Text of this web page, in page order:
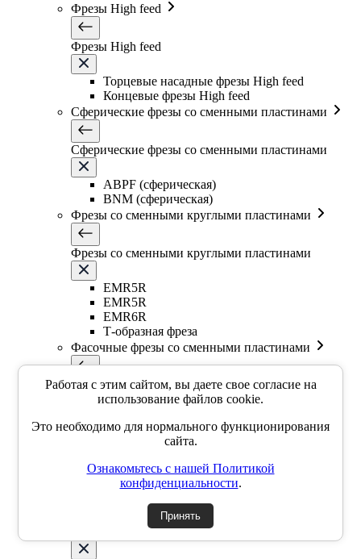
Фрезы High feed
Фрезы High feed
Торцевые насадные фрезы High feed
Концевые фрезы High feed
Сферические фрезы со сменными пластинами
Сферические фрезы со сменными пластинами
ABPF (сферическая)
BNM (сферическая)
Фрезы со сменными круглыми пластинами
Фрезы со сменными круглыми пластинами
EMR5R
EMR5R
EMR6R
Т-образная фреза
Фасочные фрезы со сменными пластинами
Фасочные фрезы со сменными пластинами
SSP
YZD
TKCM
Дисковые фрезы со сменными пластинами
Дисковые фрезы со сменными пластинами
Работая с этим сайтом, вы даете свое согласие на
использование файлов cookie.
Это необходимо для нормального функционирования
сайта.
Ознакомьтесь с нашей Политикой
конфиденциальности.
Принять